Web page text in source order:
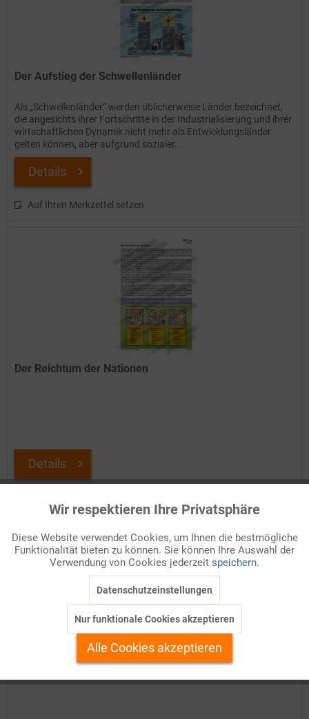
Der Aufstieg der Schwellenländer
Als „Schwellenländer“ werden üblicherweise Länder bezeichnet,
die angesichts ihrer Fortschritte in der Industrialisierung und ihrer
wirtschaftlichen Dynamik nicht mehr als Entwicklungsländer
gelten können, aber aufgrund sozialer...
Details
Auf Ihren Merkzettel setzen
Der Reichtum der Nationen
Details
Die reichsten Länder der Erde
Funktionale Aktiv
Marketing Inaktiv
Personalisierung Inaktiv
Service
Wir respektieren Ihre Privatsphäre
Diese Website verwendet Cookies, um Ihnen die bestmögliche
Funktionalität bieten zu können. Sie können Ihre Auswahl der
Verwendung von Cookies jederzeit speichern.
Datenschutzeinstellungen
Nur funktionale Cookies akzeptieren
Alle Cookies akzeptieren